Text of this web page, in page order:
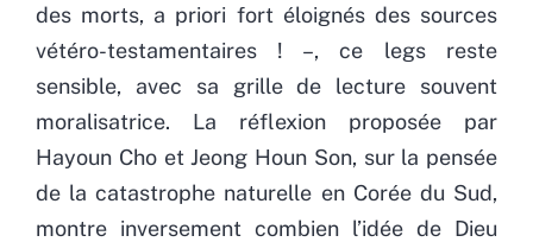
des morts, a priori fort éloignés des sources
vétéro-testamentaires ! –, ce legs reste
sensible, avec sa grille de lecture souvent
moralisatrice. La réflexion proposée par
Hayoun Cho et Jeong Houn Son, sur la pensée
de la catastrophe naturelle en Corée du Sud,
montre inversement combien l’idée de Dieu